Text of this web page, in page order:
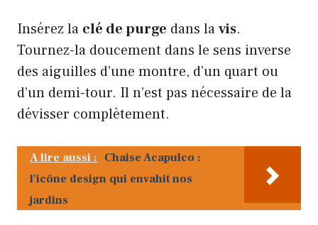
Insérez la clé de purge dans lavis.
Tournez-la doucement dans le sens inverse
des aiguilles d’une montre, d’un quart ou
d’un demi-tour. Il n’est pas nécessaire de la
dévisser complètement.
A lire aussi : Chaise Acapulco :
l'icône design qui envahit nos
jardins